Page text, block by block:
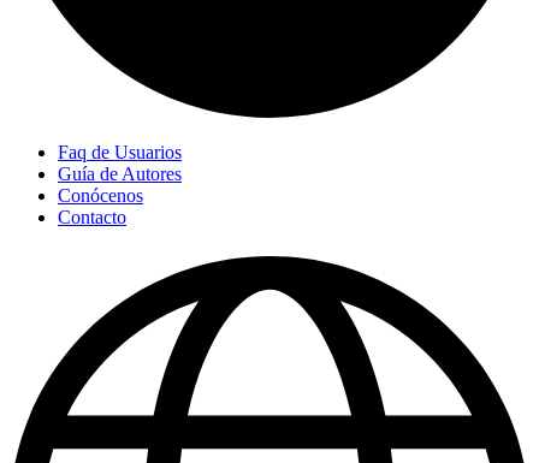
Faq de Usuarios
Guía de Autores
Conócenos
Contacto